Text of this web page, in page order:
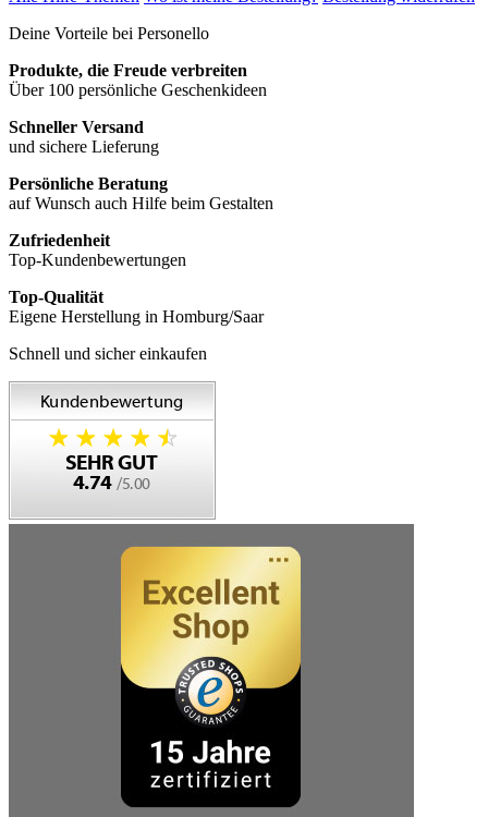
Deine Vorteile bei Personello
Produkte, die Freude verbreiten
Über 100 persönliche Geschenkideen
Schneller Versand
und sichere Lieferung
Persönliche Beratung
auf Wunsch auch Hilfe beim Gestalten
Zufriedenheit
Top-Kundenbewertungen
Top-Qualität
Eigene Herstellung in Homburg/Saar
Schnell und sicher einkaufen